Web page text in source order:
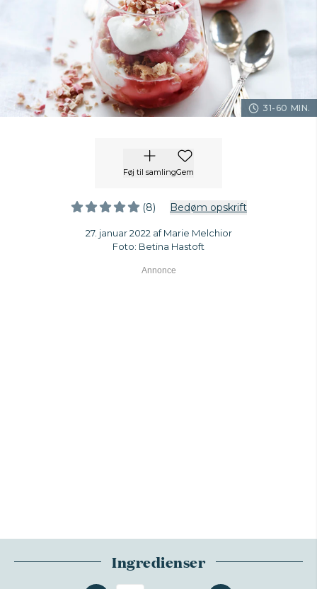
31-60 MIN.
Føj til samlingGem
(8) Bedøm opskrift
27. januar 2022 af Marie Melchior
Foto: Betina Hastoft
Ingredienser